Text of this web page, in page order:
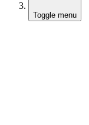
Toggle menu